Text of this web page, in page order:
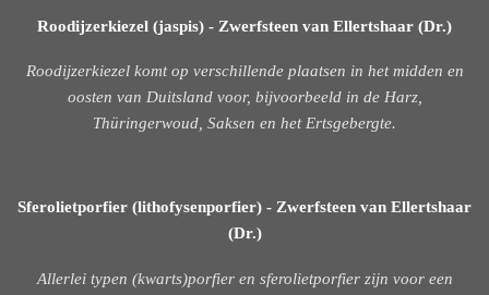
Roodijzerkiezel (jaspis) - Zwerfsteen van Ellertshaar (Dr.)
Roodijzerkiezel komt op verschillende plaatsen in het midden en
oosten van Duitsland voor, bijvoorbeeld in de Harz,
Thüringerwoud, Saksen en het Ertsgebergte.
Sferolietporfier (lithofysenporfier) - Zwerfsteen van Ellertshaar
(Dr.)
Allerlei typen (kwarts)porfier en sferolietporfier zijn voor een